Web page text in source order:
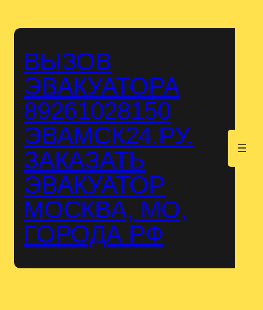
ВЫЗОВ
ЭВАКУАТОРА
89261028150
ЭВАМСК24.РУ.
ЗАКАЗАТЬ
ЭВАКУАТОР
МОСКВА, МО,
ГОРОДА РФ